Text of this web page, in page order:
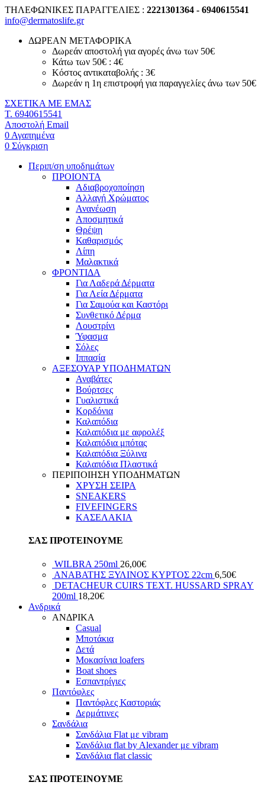
ΤΗΛΕΦΩΝΙΚΕΣ ΠΑΡΑΓΓΕΛΙΕΣ : 2221301364 - 6940615541
info@dermatoslife.gr
ΔΩΡΕΑΝ ΜΕΤΑΦΟΡΙΚΑ
Δωρεάν αποστολή για αγορές άνω των 50€
Κάτω των 50€ : 4€
Κόστος αντικαταβολής : 3€
Δωρεάν η 1η επιστροφή για παραγγελίες άνω των 50€
ΣΧΕΤΙΚΑ ΜΕ ΕΜΑΣ
T. 6940615541
Αποστολή Email
0 Αγαπημένα
0 Σύγκριση
Περιπ/ση υποδημάτων
ΠΡΟΙΟΝΤΑ
Αδιαβροχοποίηση
Αλλαγή Χρώματος
Ανανέωση
Αποσμητικά
Θρέψη
Καθαρισμός
Λίπη
Μαλακτικά
ΦΡΟΝΤΙΔΑ
Για Λαδερά Δέρματα
Για Λεία Δέρματα
Για Σαμούα και Καστόρι
Συνθετικό Δέρμα
Λουστρίνι
Ύφασμα
Σόλες
Ιππασία
ΑΞΕΣΟΥΑΡ ΥΠΟΔΗΜΑΤΩΝ
Αναβάτες
Βούρτσες
Γυαλιστικά
Κορδόνια
Καλαπόδια
Καλαπόδια με αφρολέξ
Καλαπόδια μπότας
Καλαπόδια Ξύλινα
Καλαπόδια Πλαστικά
ΠΕΡΙΠΟΙΗΣΗ ΥΠΟΔΗΜΑΤΩΝ
ΧΡΥΣΗ ΣΕΙΡΑ
SNEAKERS
FIVEFINGERS
ΚΑΣΕΛΑΚΙΑ
ΣΑΣ ΠΡΟΤΕΙΝΟΥΜΕ
WILBRA 250ml 26,00€
ΑΝΑΒΑΤΗΣ ΞΥΛΙΝΟΣ ΚΥΡΤΟΣ 22cm 6,50€
DETACHEUR CUIRS ΤΕΧΤ. HUSSARD SPRAY
200ml 18,20€
Ανδρικά
ΑΝΔΡΙΚΑ
Casual
Μποτάκια
Δετά
Μοκασίνια loafers
Boat shoes
Εσπαντρίγιες
Παντόφλες
Παντόφλες Καστοριάς
Δερμάτινες
Σανδάλια
Σανδάλια Flat με vibram
Σανδάλια flat by Alexander με vibram
Σανδάλια flat classic
ΣΑΣ ΠΡΟΤΕΙΝΟΥΜΕ